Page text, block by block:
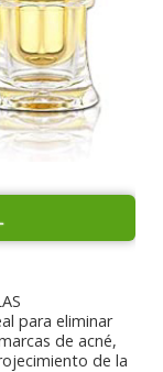
para eliminar
de acné,
de la